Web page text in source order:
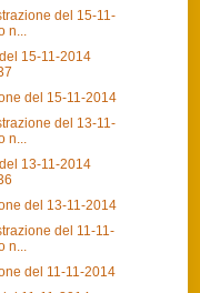
del 15-11-
n...
15-11-2014
del 15-11-2014
del 13-11-
n...
13-11-2014
del 13-11-2014
del 11-11-
n...
del 11-11-2014